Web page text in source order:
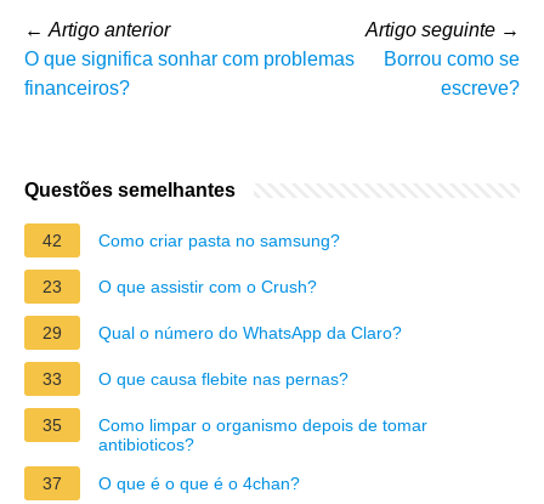
← Artigo anterior
O que significa sonhar com problemas
financeiros?
Artigo seguinte →
Borrou como se
escreve?
Questões semelhantes
42 Como criar pasta no samsung?
23 O que assistir com o Crush?
29 Qual o número do WhatsApp da Claro?
33 O que causa flebite nas pernas?
35
Como limpar o organismo depois de tomar
antibioticos?
37
O que é o que é o 4chan?